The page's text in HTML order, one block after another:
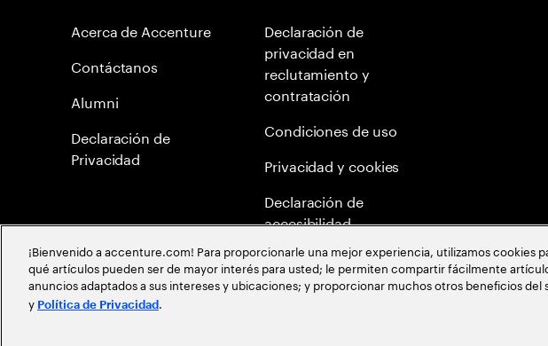
Acerca de Accenture
Contáctanos
Alumni
Declaración de
Privacidad
Declaración de
privacidad en
reclutamiento y
contratación
Condiciones de uso
Privacidad y cookies
Declaración de
accesibilidad
Mapa del Sitio
Meritocracia Global
¡Bienvenido a accenture.com! Para proporcionarle una mejor experiencia, utilizamos cookies
qué artículos pueden ser de mayor interés para usted; le permiten compartir fácilmente
anuncios adaptados a sus intereses y ubicaciones; y proporcionar muchos otros beneficios
y Política de Privacidad .